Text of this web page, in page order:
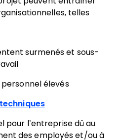
telles
surmenés et sous-
élevés
pour l’entreprise dû au
des employés et/ou à